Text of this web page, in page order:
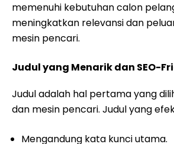
memenuhi kebutuhan calon
meningkatkan relevansi dan
mesin pencari.
Judul yang Menarik dan SEO-
Judul adalah hal pertama yang
dan mesin pencari. Judul yang
Mengandung kata kunci utama.